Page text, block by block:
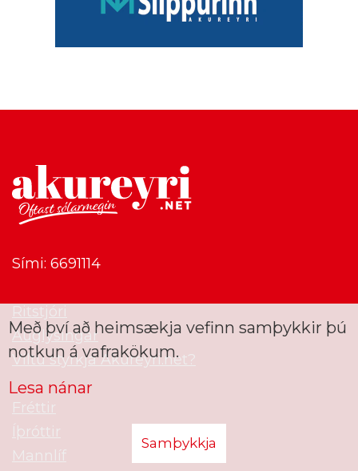
Sími: 6691114
Ritstjóri
Auglýsingar
Viltu styrkja Akureyri.net?
Fréttir
Íþróttir
Mannlíf
Með því að heimsækja vefinn samþykkir þú
notkun á vafrakökum.
Lesa nánar
Samþykkja